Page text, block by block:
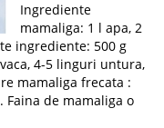
Ingrediente
mamaliga: 1 l apa, 2
ingrediente: 500 g
4-5 linguri untura,
mamaliga frecata :
de mamaliga o